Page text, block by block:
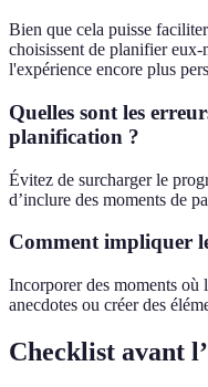
Bien que cela puisse
choisissent de planifier
l'expérience encore plus
Quelles sont les
planification ?
Évitez de surcharger le
d’inclure des moments de
Comment impliquer
Incorporer des moments où
anecdotes ou créer des
Checklist avant